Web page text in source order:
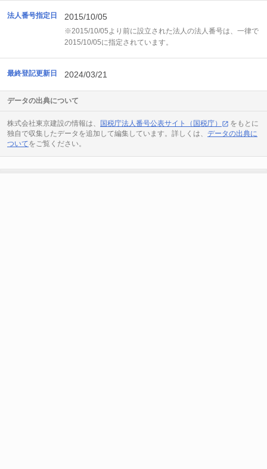
法人番号指定日 2015/10/05
※2015/10/05より前に設立された法人の法人番号は、一律で
2015/10/05に指定されています。
最終登記更新日 2024/03/21
データの出典について
株式会社東京建設の情報は、 国税庁法人番号公表サイト（国税庁）
をもとに
独自で収集したデータを追加して編集しています。詳しくは、 データの出典に
ついてをご覧ください。